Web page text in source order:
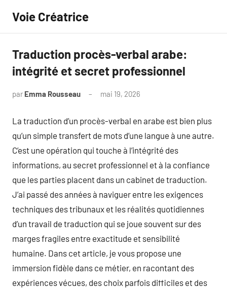
contenu
Voie Créatrice
Traduction procès-verbal arabe:
intégrité et secret professionnel
par Emma Rousseau mai 19, 2026
La traduction d’un procès-verbal en arabe est bien plus
qu’un simple transfert de mots d’une langue à une autre.
C’est une opération qui touche à l’intégrité des
informations, au secret professionnel et à la confiance
que les parties placent dans un cabinet de traduction.
J’ai passé des années à naviguer entre les exigences
techniques des tribunaux et les réalités quotidiennes
d’un travail de traduction qui se joue souvent sur des
marges fragiles entre exactitude et sensibilité
humaine. Dans cet article, je vous propose une
immersion fidèle dans ce métier, en racontant des
expériences vécues, des choix parfois difficiles et des